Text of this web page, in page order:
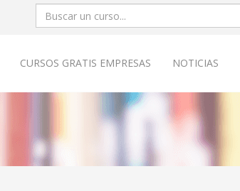
CURSOS GRATIS EMPRESAS NOTICIAS